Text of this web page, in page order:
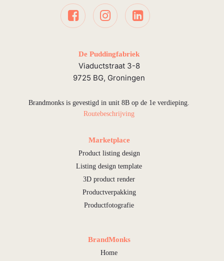
De Puddingfabriek
Viaductstraat 3-8
9725 BG, Groningen
Brandmonks is gevestigd in unit 8B op de 1e verdieping.
Routebeschrijving
Marketplace
Product listing design
Listing design template
3D product render
Productverpakking
Productfotografie
BrandMonks
Home